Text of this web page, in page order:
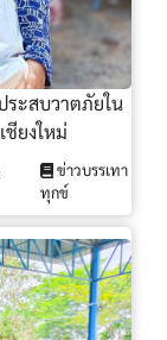
ระสบวาตภัยใน
ยงใหม่
ข่าวบรรเทา
ทุกข์